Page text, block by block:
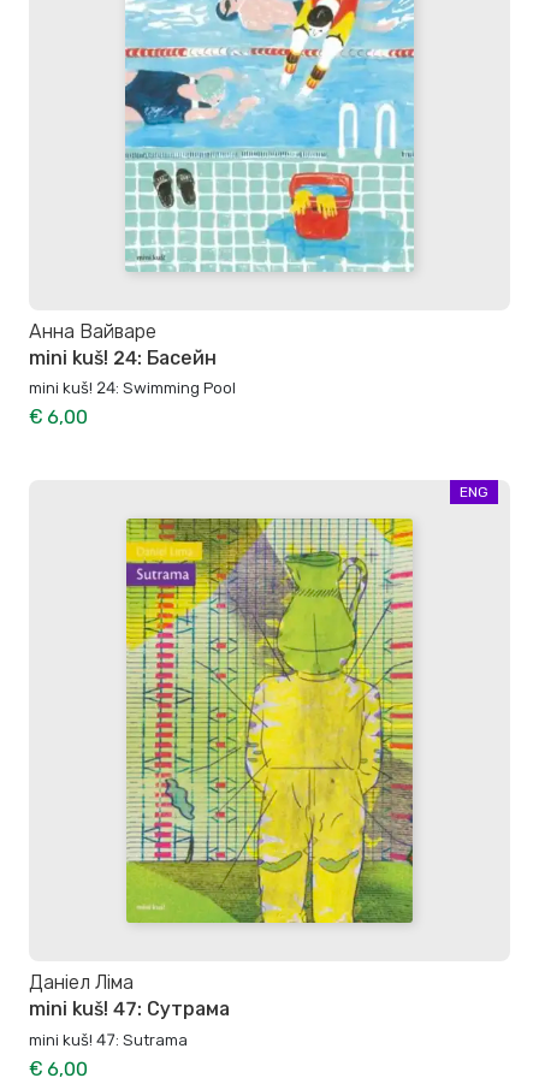
Анна Вайваре
mini kuš! 24: Басейн
mini kuš! 24: Swimming Pool
€ 6,00
ENG
Даніел Ліма
mini kuš! 47: Сутрама
mini kuš! 47: Sutrama
€ 6,00